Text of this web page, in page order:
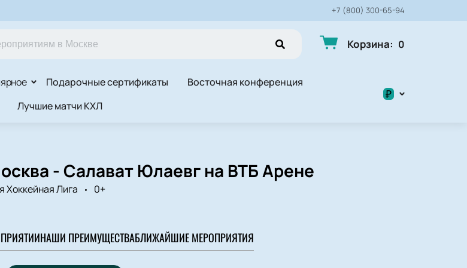
+7 (800) 300-65-94
Корзина: 0
Подарочные сертификаты
Восточная конференция
Лучшие матчи КХЛ
₽
- Салават Юлаевг на ВТБ Арене
Хоккейная Лига
0+
НАШИ ПРЕИМУЩЕСТВАБЛИЖАЙШИЕ МЕРОПРИЯТИЯ